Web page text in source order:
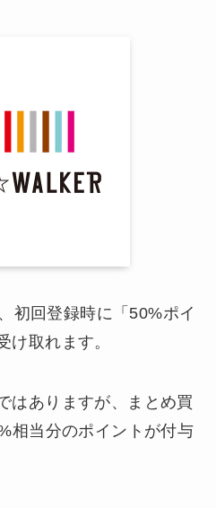
初回登録時に「50%ポイ
け取れます。
はありますが、まとめ買
相当分のポイントが付与